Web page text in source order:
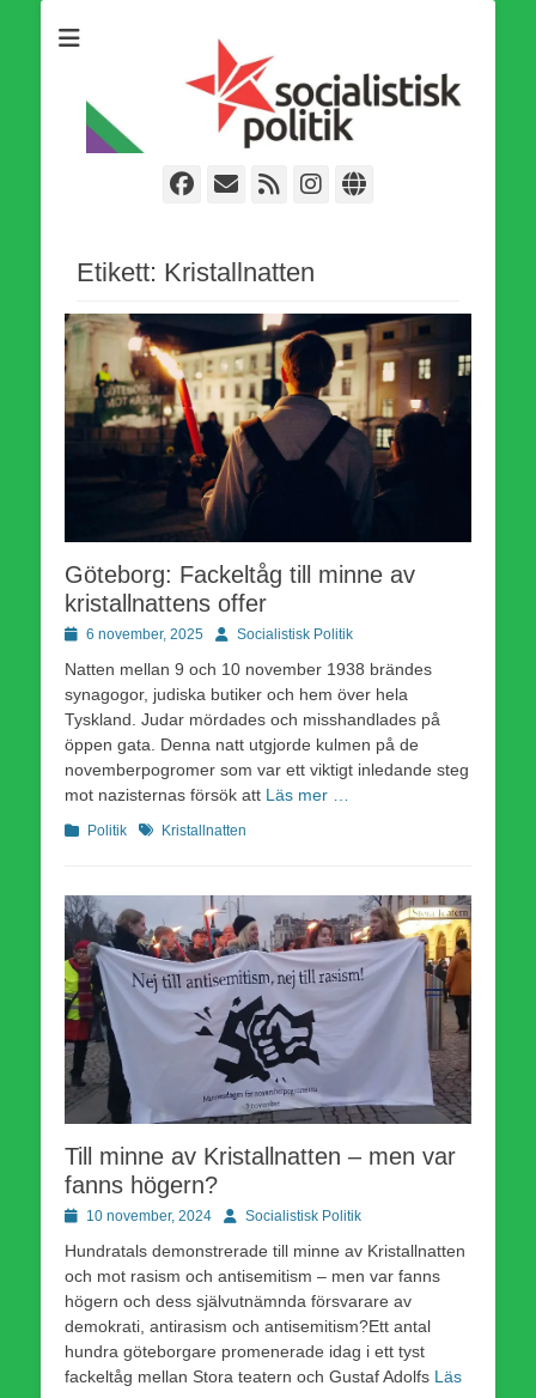
världsomfattande socialistiska Fjärde Internationalen och en viktig
tillgång i kampen för en socialistisk framtid!
Facebook
E-
Webbflöde
Instagram
Webbplats
Etikett: Kristallnatten
Göteborg: Fackeltåg till minne av
kristallnattens offer
Publicerad
6 november, 2025 Författare
Socialistisk Politik
Natten mellan 9 och 10 november 1938 brändes
synagogor, judiska butiker och hem över hela
Tyskland. Judar mördades och misshandlades på
öppen gata. Denna natt utgjorde kulmen på de
novemberpogromer som var ett viktigt inledande steg
mot nazisternas försök att Läs mer …
Kategorier
Politik EtiketterKristallnatten
Till minne av Kristallnatten – men var
fanns högern?
Publicerad
10 november, 2024 Författare
Socialistisk Politik
Hundratals demonstrerade till minne av Kristallnatten
och mot rasism och antisemitism – men var fanns
högern och dess självutnämnda försvarare av
demokrati, antirasism och antisemitism?Ett antal
hundra göteborgare promenerade idag i ett tyst
fackeltåg mellan Stora teatern och Gustaf Adolfs Läs